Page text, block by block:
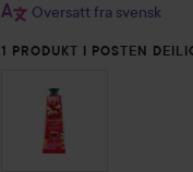
Oversatt fra svensk
1 PRODUKT I POSTEN